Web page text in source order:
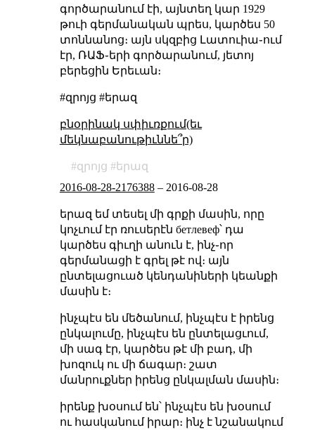
գործարանում էի, այնտեղ կար 1929
թուի գերմանական պրես, կարծես 50
տոննանոց։ այն սկզբից Լատուիա֊ում
էր, ՌԱՖ֊երի գործարանում, յետոյ
բերեցին Երեւան։
#զրոյց #երազ
բնօրինակ սփիւռքում(եւ
մեկնաբանութիւննե՞ր)
զրոյց
երազ
2016-08-28-2176388– 2016-08-28
երազ եմ տեսել մի գրքի մասին, որը
կոչւում էր ռուսերէն бетлевеф՝ դա
կարծես գիւղի անուն է, ինչ֊որ
գերմանացի է գրել թէ ով։ այն
ընտելացուած կենդանիների կեանքի
մասին է։
ինչպէս են մեծանում, ինչպէս է իրենց
ընկալումը, ինչպէս են ընտելացւում,
մի սագ էր, կարծես թէ մի բադ, մի
խոզուկ ու մի ճագար։ շատ
մանրուքներ իրենց ընկալման մասին։
իրենք խօսում են՝ ինչպէս են խօսում
ու հասկանում իրար։ ինչ է նշանակում